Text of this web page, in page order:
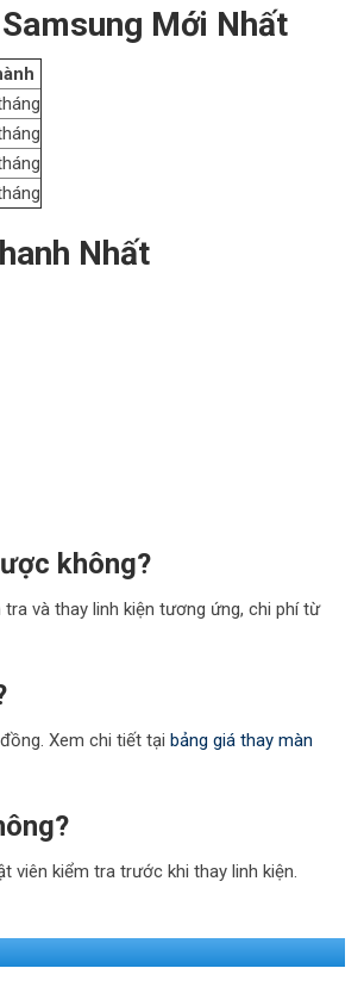
Mới Nhất
Nhất
không?
và thay linh kiện tương ứng, chi phí từ
Xem chi tiết tại bảng giá thay màn
viên kiểm tra trước khi thay linh kiện.